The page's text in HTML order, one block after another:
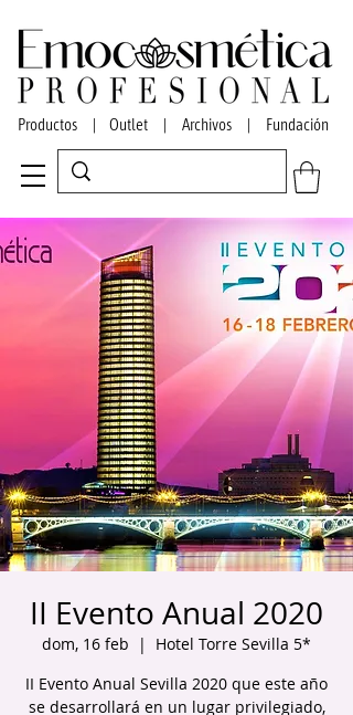
Productos | Outlet | Archivos | Fundación
II Evento Anual 2020
dom, 16 feb
  |
Hotel Torre Sevilla 5*
II Evento Anual Sevilla 2020 que este año
se desarrollará en un lugar privilegiado,